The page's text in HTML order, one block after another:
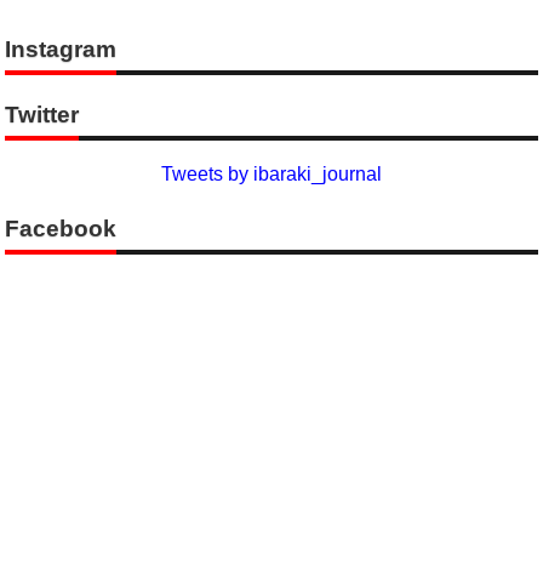
Instagram
Twitter
Tweets by ibaraki_journal
Facebook